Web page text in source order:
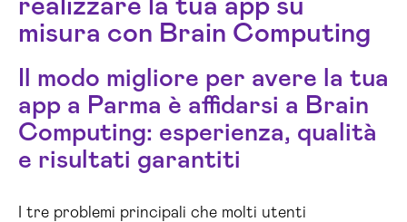
realizzare la tua app su
misura con Brain Computing
Il modo migliore per avere la tua
app a Parma è affidarsi a Brain
Computing: esperienza, qualità
e risultati garantiti
I tre problemi principali che molti utenti